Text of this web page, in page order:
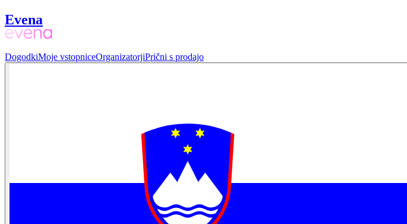
Evena
DogodkiMoje vstopniceOrganizatorjiPrični s prodajo